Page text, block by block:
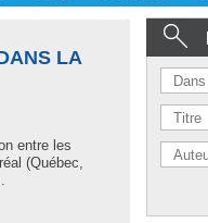
LA
entre les
(Québec,